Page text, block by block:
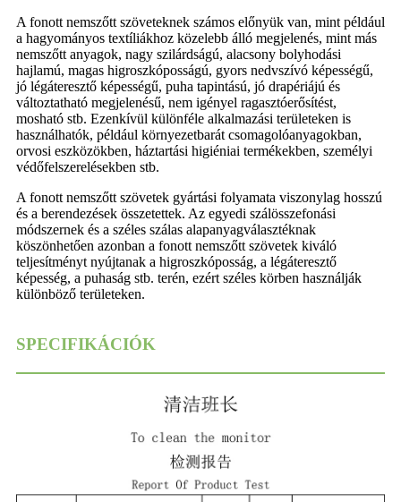
A fonott nemszőtt szöveteknek számos előnyük van, mint például
a hagyományos textíliákhoz közelebb álló megjelenés, mint más
nemszőtt anyagok, nagy szilárdságú, alacsony bolyhodási
hajlamú, magas higroszkóposságú, gyors nedvszívó képességű,
jó légáteresztő képességű, puha tapintású, jó drapériájú és
változtatható megjelenésű, nem igényel ragasztóerősítést,
mosható stb. Ezenkívül különféle alkalmazási területeken is
használhatók, például környezetbarát csomagolóanyagokban,
orvosi eszközökben, háztartási higiéniai termékekben, személyi
védőfelszerelésekben stb.
A fonott nemszőtt szövetek gyártási folyamata viszonylag hosszú
és a berendezések összetettek. Az egyedi szálösszefonási
módszernek és a széles szálas alapanyagválasztéknak
köszönhetően azonban a fonott nemszőtt szövetek kiváló
teljesítményt nyújtanak a higroszkóposság, a légáteresztő
képesség, a puhaság stb. terén, ezért széles körben használják
különböző területeken.
SPECIFIKÁCIÓK